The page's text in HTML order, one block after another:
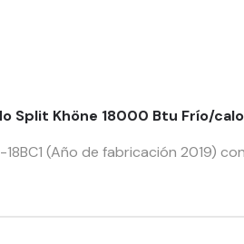
Split Khöne 18000 Btu Frío/
18BC1 (Año de fabricación 2019)